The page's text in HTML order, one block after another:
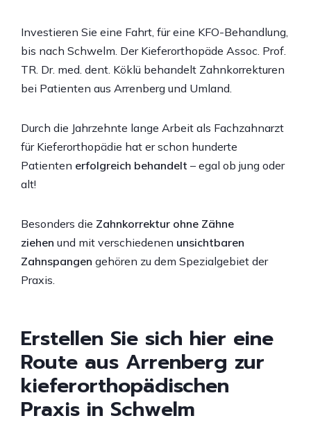
Investieren Sie eine Fahrt, für eine KFO-Behandlung,
bis nach Schwelm. Der Kieferorthopäde Assoc. Prof.
TR. Dr. med. dent. Köklü behandelt Zahnkorrekturen
bei Patienten aus Arrenberg und Umland.
Durch die Jahrzehnte lange Arbeit als Fachzahnarzt
für Kieferorthopädie hat er schon hunderte
Patienten erfolgreich behandelt – egal ob jung oder
alt!
Besonders die Zahnkorrektur ohne Zähne
ziehen und mit verschiedenen unsichtbaren
Zahnspangen gehören zu dem Spezialgebiet der
Praxis.
Erstellen Sie sich hier eine
Route aus Arrenberg zur
kieferorthopädischen
Praxis in Schwelm